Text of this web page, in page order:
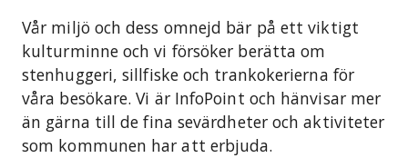
Vår miljö och dess omnejd bär på ett viktigt
kulturminne och vi försöker berätta om
stenhuggeri, sillfiske och trankokerierna för
våra besökare. Vi är InfoPoint och hänvisar mer
än gärna till de fina sevärdheter och aktiviteter
som kommunen har att erbjuda.